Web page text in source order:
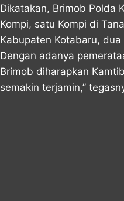
Dikatakan, Brimob Polda
Kompi, satu Kompi di
Kabupaten Kotabaru, dua
Dengan adanya
Brimob diharapkan
semakin terjamin,”